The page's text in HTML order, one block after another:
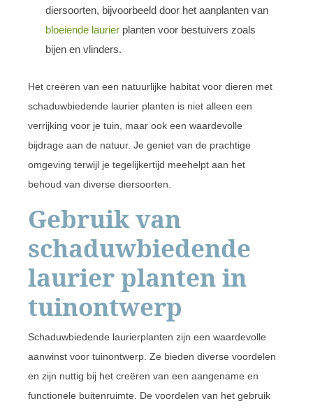
diersoorten, bijvoorbeeld door het aanplanten van
bloeiende laurier planten voor bestuivers zoals
bijen en vlinders.
Het creëren van een natuurlijke habitat voor dieren met
schaduwbiedende laurier planten is niet alleen een
verrijking voor je tuin, maar ook een waardevolle
bijdrage aan de natuur. Je geniet van de prachtige
omgeving terwijl je tegelijkertijd meehelpt aan het
behoud van diverse diersoorten.
Gebruik van
schaduwbiedende
laurier planten in
tuinontwerp
Schaduwbiedende laurierplanten zijn een waardevolle
aanwinst voor tuinontwerp. Ze bieden diverse voordelen
en zijn nuttig bij het creëren van een aangename en
functionele buitenruimte. De voordelen van het gebruik